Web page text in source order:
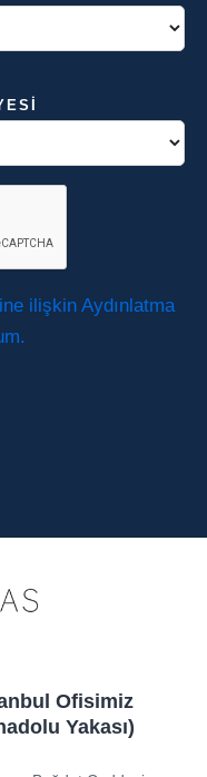
ilişkin Aydınlatma
Ofisimiz
Yakası)